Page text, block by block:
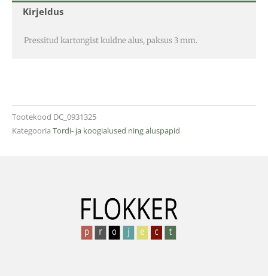
Kirjeldus
Pressitud kartongist kuldne alus, paksus 3 mm.
Tootekood DC_0931325
Kategooria Tordi- ja koogialused ning aluspapid